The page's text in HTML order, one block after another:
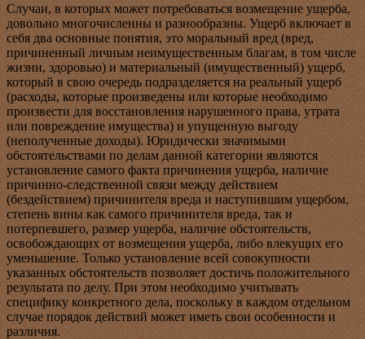
Случаи, в которых может потребоваться возмещение ущерба,
довольно многочисленны и разнообразны. Ущерб включает в
себя два основные понятия, это моральный вред (вред,
причиненный личным неимущественным благам, в том числе
жизни, здоровью) и материальный (имущественный) ущерб,
который в свою очередь подразделяется на реальный ущерб
(расходы, которые произведены или которые необходимо
произвести для восстановления нарушенного права, утрата
или повреждение имущества) и упущенную выгоду
(неполученные доходы). Юридически значимыми
обстоятельствами по делам данной категории являются
установление самого факта причинения ущерба, наличие
причинно-следственной связи между действием
(бездействием) причинителя вреда и наступившим ущербом,
степень вины как самого причинителя вреда, так и
потерпевшего, размер ущерба, наличие обстоятельств,
освобождающих от возмещения ущерба, либо влекущих его
уменьшение. Только установление всей совокупности
указанных обстоятельств позволяет достичь положительного
результата по делу. При этом необходимо учитывать
специфику конкретного дела, поскольку в каждом отдельном
случае порядок действий может иметь свои особенности и
различия.